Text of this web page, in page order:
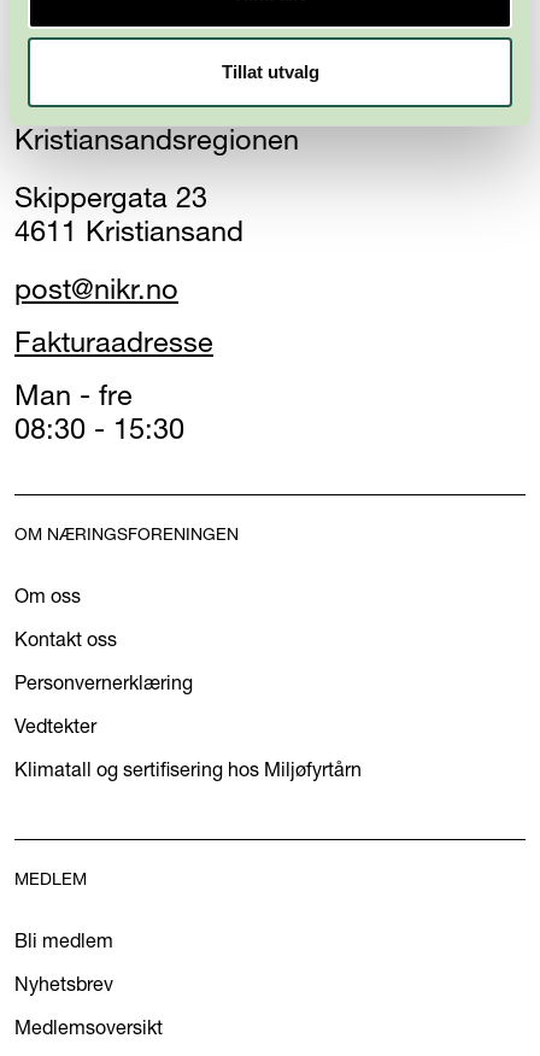
Tillat utvalg
Næringsforeningen i
Kristiansandsregionen
Skippergata 23
4611 Kristiansand
post@nikr.no
Fakturaadresse
Man - fre
08:30 - 15:30
OM NÆRINGSFORENINGEN
Om oss
Kontakt oss
Personvernerklæring
Vedtekter
Klimatall og sertifisering hos Miljøfyrtårn
MEDLEM
Bli medlem
Nyhetsbrev
Medlemsoversikt